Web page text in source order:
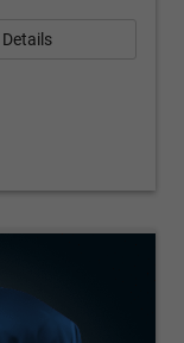
Details